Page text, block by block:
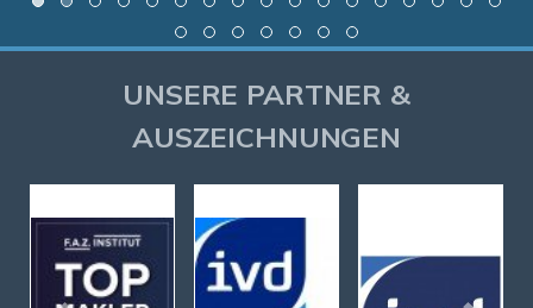
UNSERE PARTNER &
AUSZEICHNUNGEN